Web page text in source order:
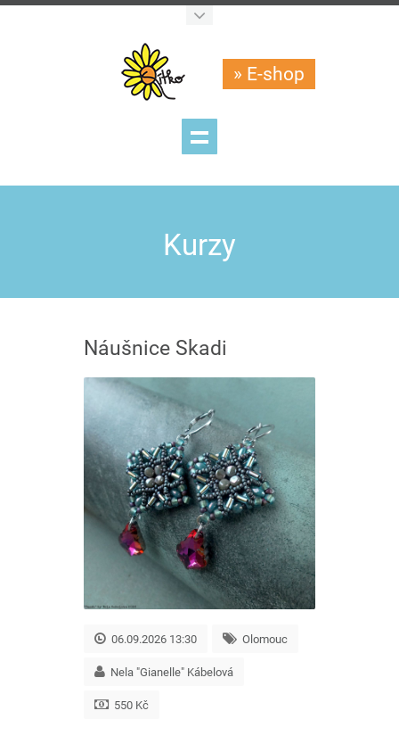
» E-shop
Kurzy
Náušnice Skadi
06.09.2026 13:30 Olomouc
Nela "Gianelle" Kábelová
550 Kč